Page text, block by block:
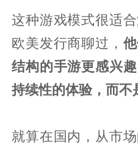
这种游戏模式很适
欧美发行商聊过，
结构的手游更感兴
持续性的体验，而不
就算在国内，从市